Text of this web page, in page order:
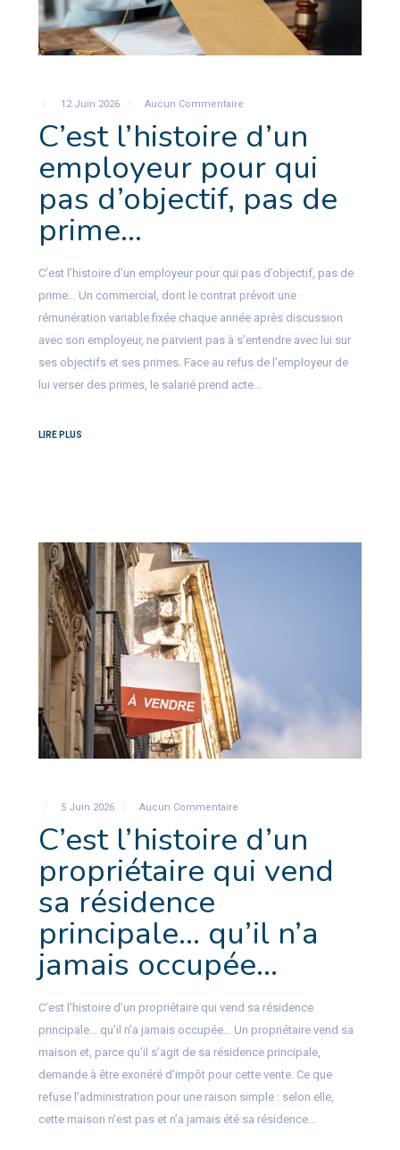
12 Juin 2026 Aucun Commentaire
C’est l’histoire d’un
employeur pour qui
pas d’objectif, pas de
prime…
C’est l’histoire d’un employeur pour qui pas d’objectif, pas de
prime… Un commercial, dont le contrat prévoit une
rémunération variable fixée chaque année après discussion
avec son employeur, ne parvient pas à s’entendre avec lui sur
ses objectifs et ses primes. Face au refus de l’employeur de
lui verser des primes, le salarié prend acte…
LIRE PLUS
5 Juin 2026 Aucun Commentaire
C’est l’histoire d’un
propriétaire qui vend
sa résidence
principale… qu’il n’a
jamais occupée…
C’est l’histoire d’un propriétaire qui vend sa résidence
principale… qu’il n’a jamais occupée… Un propriétaire vend sa
maison et, parce qu’il s’agit de sa résidence principale,
demande à être exonéré d’impôt pour cette vente. Ce que
refuse l’administration pour une raison simple : selon elle,
cette maison n’est pas et n’a jamais été sa résidence…